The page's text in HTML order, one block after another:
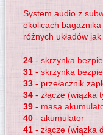
System audio z
okolicach
różnych układów
24 - skrzynka
31 - skrzynka
33 - przełacznik
34 - złącze (wiązka
39 - masa
40 - akumulator
41 - złącze (wiązka